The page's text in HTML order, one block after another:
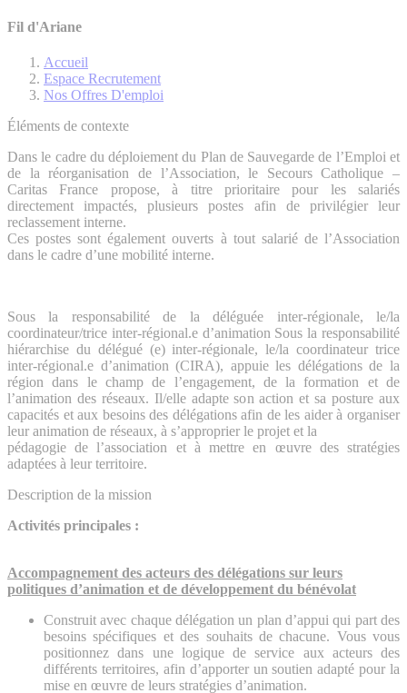
Fil d'Ariane
Accueil
Espace Recrutement
Nos Offres D'emploi
Éléments de contexte
Dans le cadre du déploiement du Plan de Sauvegarde de l’Emploi et
de la réorganisation de l’Association, le Secours Catholique –
Caritas France propose, à titre prioritaire pour les salariés
directement impactés, plusieurs postes afin de privilégier leur
reclassement interne.
Ces postes sont également ouverts à tout salarié de l’Association
dans le cadre d’une mobilité interne.
Sous la responsabilité de la déléguée inter-régionale, le/la
coordinateur/trice inter-régional.e d’animation Sous la responsabilité
hiérarchise du délégué (e) inter-régionale, le/la coordinateur trice
inter-régional.e d’animation (CIRA), appuie les délégations de la
région dans le champ de l’engagement, de la formation et de
l’animation des réseaux. Il/elle adapte son action et sa posture aux
capacités et aux besoins des délégations afin de les aider à organiser
leur animation de réseaux, à s’approprier le projet et la
pédagogie de l’association et à mettre en œuvre des stratégies
adaptées à leur territoire.
Description de la mission
Activités principales :
Accompagnement des acteurs des délégations sur leurs
politiques d’animation et de développement du bénévolat
Construit avec chaque délégation un plan d’appui qui part des
besoins spécifiques et des souhaits de chacune. Vous vous
positionnez dans une logique de service aux acteurs des
différents territoires, afin d’apporter un soutien adapté pour la
mise en œuvre de leurs stratégies d’animation.